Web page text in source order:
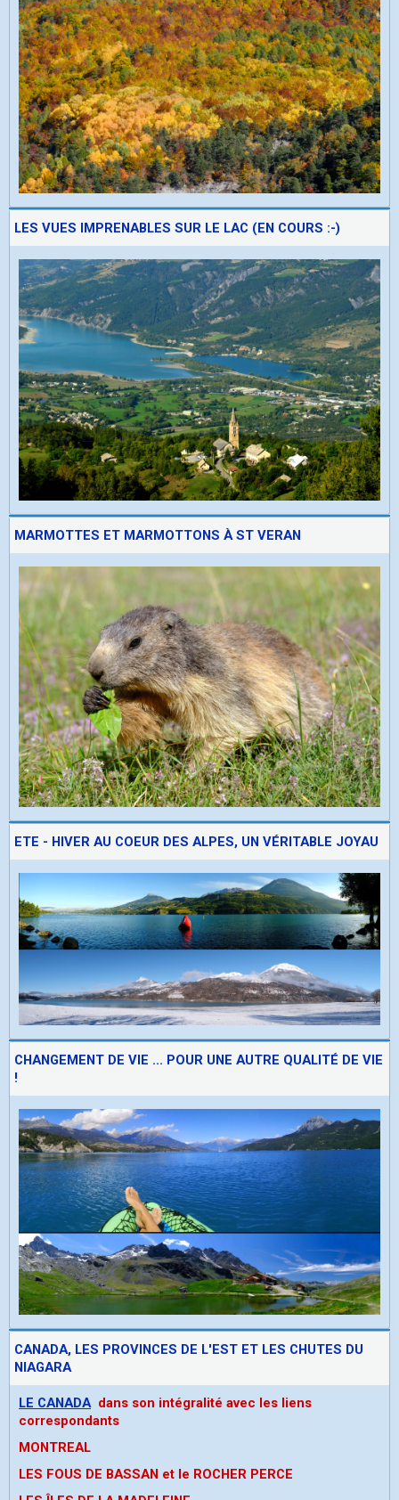
LES VUES IMPRENABLES SUR LE LAC (EN COURS :-)
MARMOTTES ET MARMOTTONS À ST VERAN
ETE - HIVER AU COEUR DES ALPES, UN VÉRITABLE JOYAU
CHANGEMENT DE VIE ... POUR UNE AUTRE QUALITÉ DE VIE
!
CANADA, LES PROVINCES DE L'EST ET LES CHUTES DU
NIAGARA
LE CANADA dans son intégralité avec les liens
correspondants
MONTREAL
LES FOUS DE BASSAN et le ROCHER PERCE